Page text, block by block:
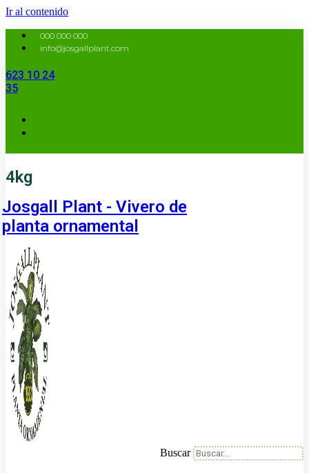
Ir al contenido
000 000 000
info@josgallplant.com
623 10 24
35
4kg
Josgall Plant - Vivero de
planta ornamental
Buscar